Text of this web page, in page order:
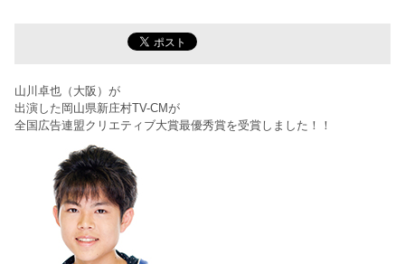
山川卓也（大阪）が
出演した岡山県新庄村TV-CMが
全国広告連盟クリエティブ大賞最優秀賞を受賞しました！！